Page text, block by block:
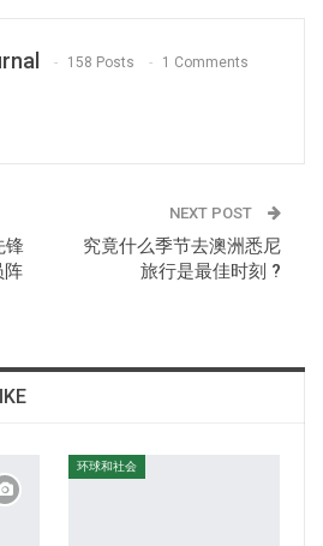
158 Posts 1 Comments
锋
阵
NEXT POST
究竟什么季节去澳洲悉尼
旅行是最佳时刻 ?
环球和社会